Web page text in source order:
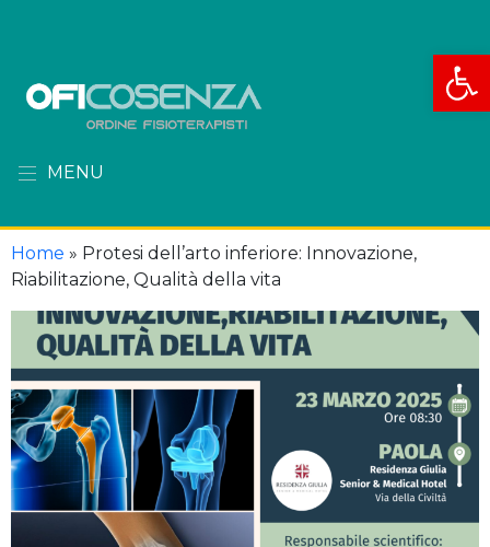
Apri
MENU
Home » Protesi dell’arto inferiore: Innovazione,
Riabilitazione, Qualità della vita